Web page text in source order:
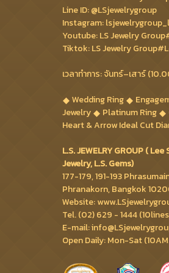
Line ID: @LSjewelrygroup
Instagram:
Youtube: LS Jewelry
Tiktok: LS Jewelry
เวลาทำการ: จันทร์–เสาร์
Wedding Ring
Jewelry
Platinum Ring
Heart & Arrow Ideal Cut
L.S. JEWELRY GROUP (
Jewelry, L.S. Gems)
177-179, 191-193
Phranakorn, Bangkok
Website:
Tel. (02) 629 - 1444
E-mail:
Open Daily: Mon-Sat